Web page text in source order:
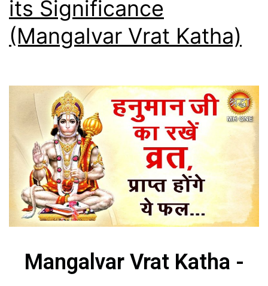
its Significance
(Mangalvar Vrat Katha)
Mangalvar Vrat Katha -